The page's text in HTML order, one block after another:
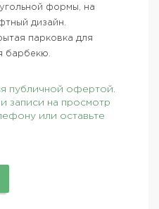
формы, на
дизайн.
парковка для
барбекю.
публичной офертой.
записи на просмотр
или оставьте